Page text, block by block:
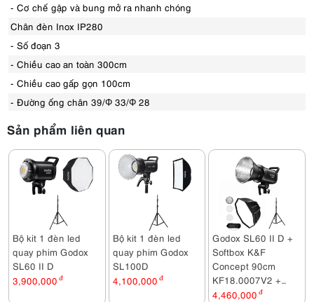
- Cơ chế gập và bung mở ra nhanh chóng
Chân đèn Inox IP280
- Số đoạn 3
- Chiều cao an toàn 300cm
- Chiều cao gấp gọn 100cm
- Đường ống chân 39/Φ 33/Φ 28
Sản phẩm liên quan
Bộ kit 1 đèn led
quay phim Godox
SL60 II D
3,900,000 đ
Bộ kit 1 đèn led
quay phim Godox
SL100D
4,100,000 đ
Godox SL60 II D +
Softbox K&F
Concept 90cm
KF18.0007V2 +
Chân MD - 240A
4,460,000 đ